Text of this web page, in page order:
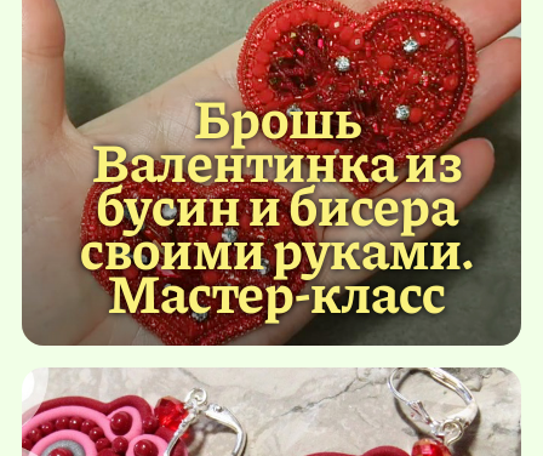
Брошь
Валентинка из
бусин и бисера
своими руками.
Мастер-класс